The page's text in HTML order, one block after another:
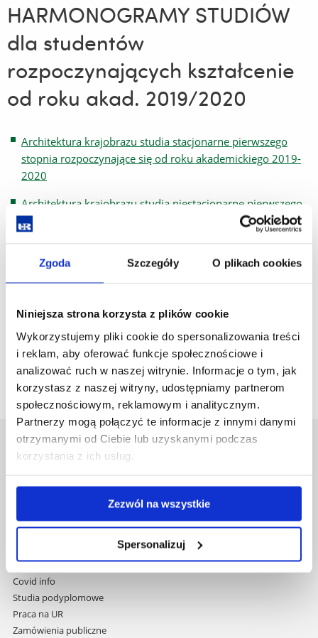
Zgoda Szczegóły O plikach cookies
Niniejsza strona korzysta z plików cookie
Wykorzystujemy pliki cookie do spersonalizowania treści
i reklam, aby oferować funkcje społecznościowe i
analizować ruch w naszej witrynie. Informacje o tym, jak
korzystasz z naszej witryny, udostępniamy partnerom
społecznościowym, reklamowym i analitycznym.
Partnerzy mogą połączyć te informacje z innymi danymi
otrzymanymi od Ciebie lub uzyskanymi podczas
korzystania z ich usług.
Zezwól na wszystkie
Spersonalizuj
HARMONOGRAMY STUDIÓW
dla studentów
rozpoczynających kształcenie
od roku akad. 2019/2020
Architektura krajobrazu studia stacjonarne pierwszego
stopnia rozpoczynające się od roku akademickiego 2019-
2020
Architektura krajobrazu studia niestacjonarne pierwszego
stopnia rozpoczynające się od roku akademickiego 2019-
Architektura krajobrazu studia stacjonarne drugiego
stopnia rozpoczynające się od roku akademickiego 2019-
stopnia rozpoczynające się od roku akademickiego 2019-
2020
Uniwersytet Rzeszowski
nawigację
przejdź
do
treści
Mapa serwisu
Wydawnictwo
Covid info
Studia podyplomowe
Praca na UR
Zamówienia publiczne